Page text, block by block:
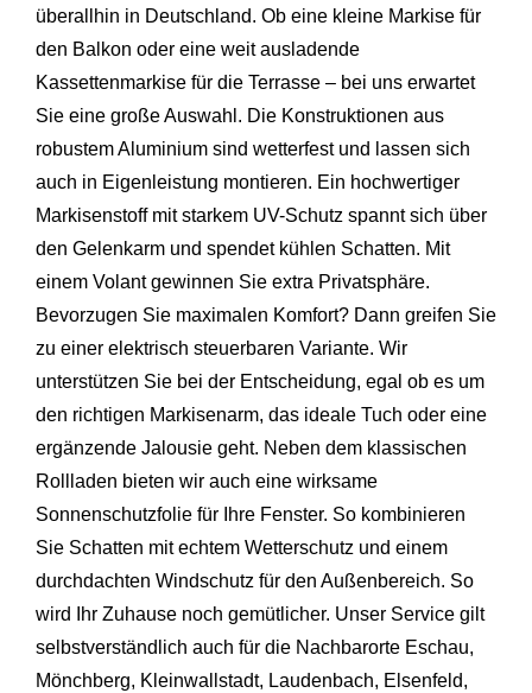
überallhin in Deutschland. Ob eine kleine Markise für
den Balkon oder eine weit ausladende
Kassettenmarkise für die Terrasse – bei uns erwartet
Sie eine große Auswahl. Die Konstruktionen aus
robustem Aluminium sind wetterfest und lassen sich
auch in Eigenleistung montieren. Ein hochwertiger
Markisenstoff mit starkem UV-Schutz spannt sich über
den Gelenkarm und spendet kühlen Schatten. Mit
einem Volant gewinnen Sie extra Privatsphäre.
Bevorzugen Sie maximalen Komfort? Dann greifen Sie
zu einer elektrisch steuerbaren Variante. Wir
unterstützen Sie bei der Entscheidung, egal ob es um
den richtigen Markisenarm, das ideale Tuch oder eine
ergänzende Jalousie geht. Neben dem klassischen
Rollladen bieten wir auch eine wirksame
Sonnenschutzfolie für Ihre Fenster. So kombinieren
Sie Schatten mit echtem Wetterschutz und einem
durchdachten Windschutz für den Außenbereich. So
wird Ihr Zuhause noch gemütlicher. Unser Service gilt
selbstverständlich auch für die Nachbarorte Eschau,
Mönchberg, Kleinwallstadt, Laudenbach, Elsenfeld,